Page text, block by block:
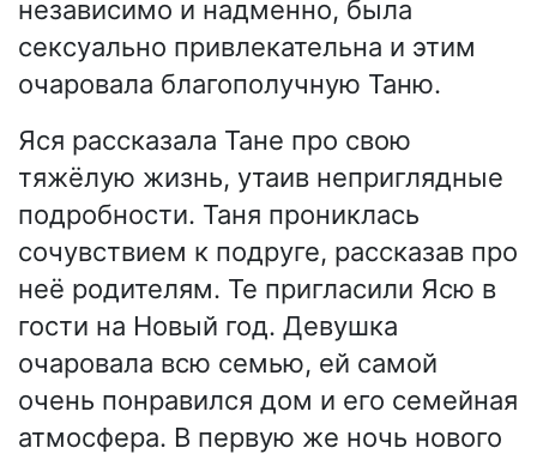
независимо и надменно, была
сексуально привлекательна и этим
очаровала благополучную Таню.
Яся рассказала Тане про свою
тяжёлую жизнь, утаив неприглядные
подробности. Таня прониклась
сочувствием к подруге, рассказав про
неё родителям. Те пригласили Ясю в
гости на Новый год. Девушка
очаровала всю семью, ей самой
очень понравился дом и его семейная
атмосфера. В первую же ночь нового